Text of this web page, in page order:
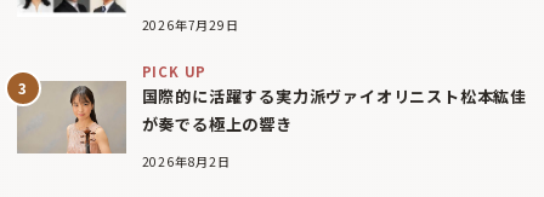
2026年7月29日
PICK UP
国際的に活躍する実力派ヴァイオリニスト松本紘佳
が奏でる極上の響き
2026年8月2日